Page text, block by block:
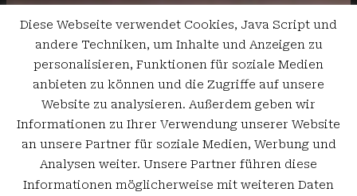
Diese Webseite verwendet Cookies, Java Script und
andere Techniken, um Inhalte und Anzeigen zu
personalisieren, Funktionen für soziale Medien
anbieten zu können und die Zugriffe auf unsere
Website zu analysieren. Außerdem geben wir
Informationen zu Ihrer Verwendung unserer Website
an unsere Partner für soziale Medien, Werbung und
Analysen weiter. Unsere Partner führen diese
Informationen möglicherweise mit weiteren Daten